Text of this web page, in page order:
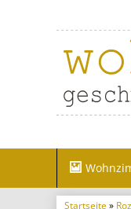
Startseite»